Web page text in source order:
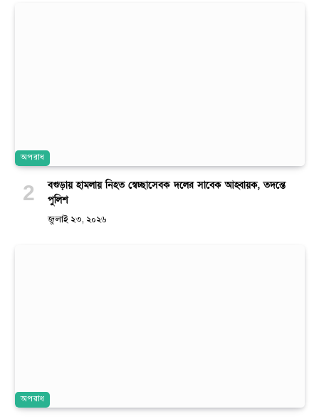
অপরাধ
বগুড়ায় হামলায় নিহত স্বেচ্ছাসেবক দলের সাবেক আহ্বায়ক, তদন্তে
পুলিশ
জুলাই ২৩, ২০২৬
অপরাধ